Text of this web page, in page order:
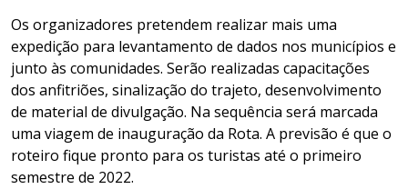
Os organizadores pretendem realizar mais uma
expedição para levantamento de dados nos municípios e
junto às comunidades. Serão realizadas capacitações
dos anfitriões, sinalização do trajeto, desenvolvimento
de material de divulgação. Na sequência será marcada
uma viagem de inauguração da Rota. A previsão é que o
roteiro fique pronto para os turistas até o primeiro
semestre de 2022.